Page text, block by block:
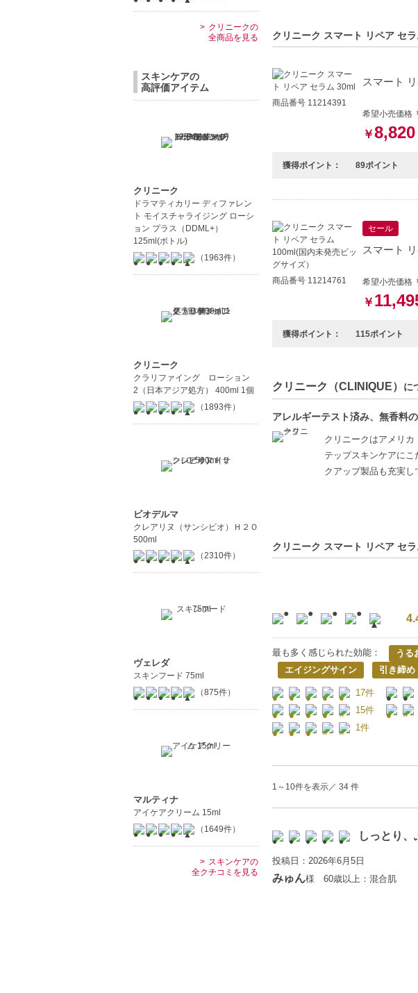
クリニーク スマート リペア セ
商品番号 11214391
スマート
希望小売価格
￥8,820
獲得ポイント： 89ポイント
商品番号 11214761
セール
スマート
希望小売価格
￥
獲得ポイント： 115ポイント
クリニーク（CLINIQUE） に
アレルギーテスト済み、無香料
クリニークはアメリ
テップスキンケアに
クアップ製品も充実し
クリニーク スマート リペア セ
最も多く感じられた効能：
うる
エイジングサイン
引き締め
17件
15件
1件
1～10件を表示／ 34 件
しっとり、
投稿日：2026年6月5日
みゅん様 60歳以上：混合肌
クリニークの
全商品を見る
スキンケアの
高評価アイテム
クリニーク
ドラマティカリー ディファレン
ト モイスチャライジング ローシ
ョン プラス（DDML+）
125ml(ボトル)
（1963件）
クリニーク
クラリファイング ローション
2（日本アジア処方） 400ml 1個
（1893件）
ビオデルマ
クレアリヌ（サンシビオ）Ｈ２Ｏ
500ml
（2310件）
ヴェレダ
スキンフード 75ml
（875件）
マルティナ
アイケアクリーム 15ml
（1649件）
スキンケアの
全クチコミを見る